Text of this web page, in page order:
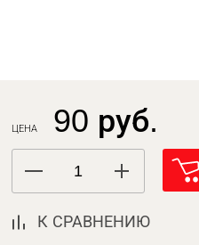
ЦЕНА 90 руб.
К СРАВНЕНИЮ